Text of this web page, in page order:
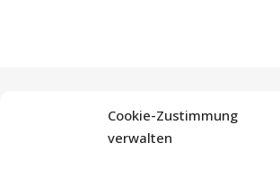
Cookie-Zustimmung
verwalten